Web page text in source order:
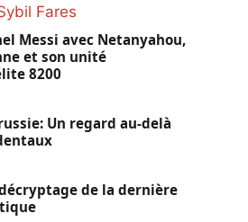
Fares
Messi avec Netanyahou,
et son unité
8200
Un regard au-delà
de la dernière